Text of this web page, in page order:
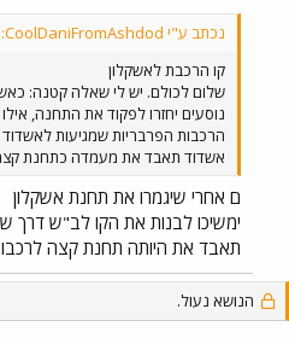
נכתב ע"י CoolDaniFromAshdod:
קו הרכבת לאשקלון
שלום לכולם. יש לי שאלה קטנה:
נוסעים יחזרו לפקוד את התחנה,
הרכבות הפרבריות שמגיעות לאשדוד
אשדוד תאבד את מעמדה כתחנת
ם אחרי שיגמרו את תחנת אשקלון
ימשיכו לבנות את הקו לב"ש דרך
תאבד את היותה תחנת קצה
הנושא נעול.